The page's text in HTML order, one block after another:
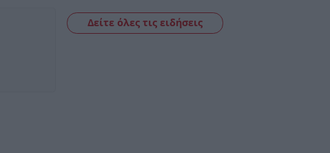
Δείτε όλες τις ειδήσεις